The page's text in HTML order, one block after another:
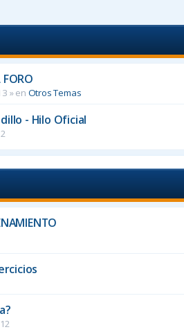
FORO
» en Otros Temas
- Hilo Oficial